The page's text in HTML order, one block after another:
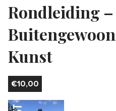
Rondleiding –
Kunst
€10,00